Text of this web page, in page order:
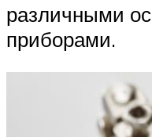
различными
приборами.